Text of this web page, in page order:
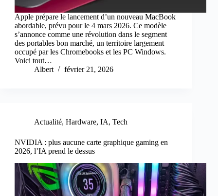
Apple prépare le lancement d’un nouveau MacBook
abordable, prévu pour le 4 mars 2026. Ce modèle
s’annonce comme une révolution dans le segment
des portables bon marché, un territoire largement
occupé par les Chromebooks et les PC Windows.
Voici tout…
Albert
février 21, 2026
Actualité, Hardware, IA, Tech
NVIDIA : plus aucune carte graphique gaming en
2026, l’IA prend le dessus